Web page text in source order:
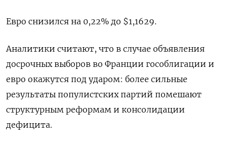
Евро снизился на 0,22% до $1,1629​.
Аналитики считают, что в случае объявления
досрочных выборов во Франции гособлигации и
евро окажутся под ударом: более сильные
результаты популистских партий помешают
структурным реформам и консолидации
дефицита.